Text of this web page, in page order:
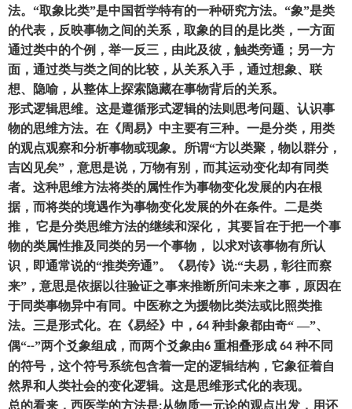
法。 “取象比类”是中国哲学特有的一种研究方法。“象”是类
的代表 ， 反映事物之间的关系 ， 取象的目的是比类 ， 一方面
通过类中的个例 ， 举一反三 ， 由此及彼 ， 触类旁通 ； 另一方
面 ， 通过类与类之间的比较 ， 从关系入手 ， 通过想象、联
想、隐喻， 从整体上探索隐藏在事物背后的关系。
形式逻辑思维。这是遵循形式逻辑的法则思考问题、认识事
物的思维方法。在《周易》中主要有三种。一是分类 ， 用类
的观点观察和分析事物或现象。所谓“方以类聚 ， 物以群分，
吉凶见矣” ， 意思是说， 万物有别 ， 而其运动变化却有同类
者。这种思维方法将类的属性作为事物变化发展的内在根
据， 而将类的境遇作为事物变化发展的外在条件。二是类
推 ， 它是分类思维方法的继续和深化， 其要旨在于把一个事
物的类属性推及同类的另一个事物 ，
以求对该事物有所认
识 ， 即通常说的“推类旁通”。《易传》说:“夫易 ， 彰往而察
来” ， 意思是依据以往验证之事来推断所问未来之事 ， 原因在
于同类事物异中有同。中医称之为援物比类法或比照类推
法。三是形式化。在《易经》中 ， 64 种卦象都由奇“ —”、
偶“--”两个爻象组成 ， 而两个爻象由6 重相叠形成 64 种不同
的符号 ， 这个符号系统包含着一定的逻辑结构 ， 它象征着自
然界和人类社会的变化逻辑。这是思维形式化的表现。
总的看来 ， 西医学的方法是:从物质一元论的观点出发 ， 用还